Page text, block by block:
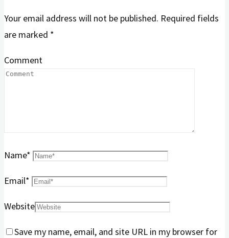
Your email address will not be published. Required fields
are marked *
Comment
Name*
Email*
Website
Save my name, email, and site URL in my browser for